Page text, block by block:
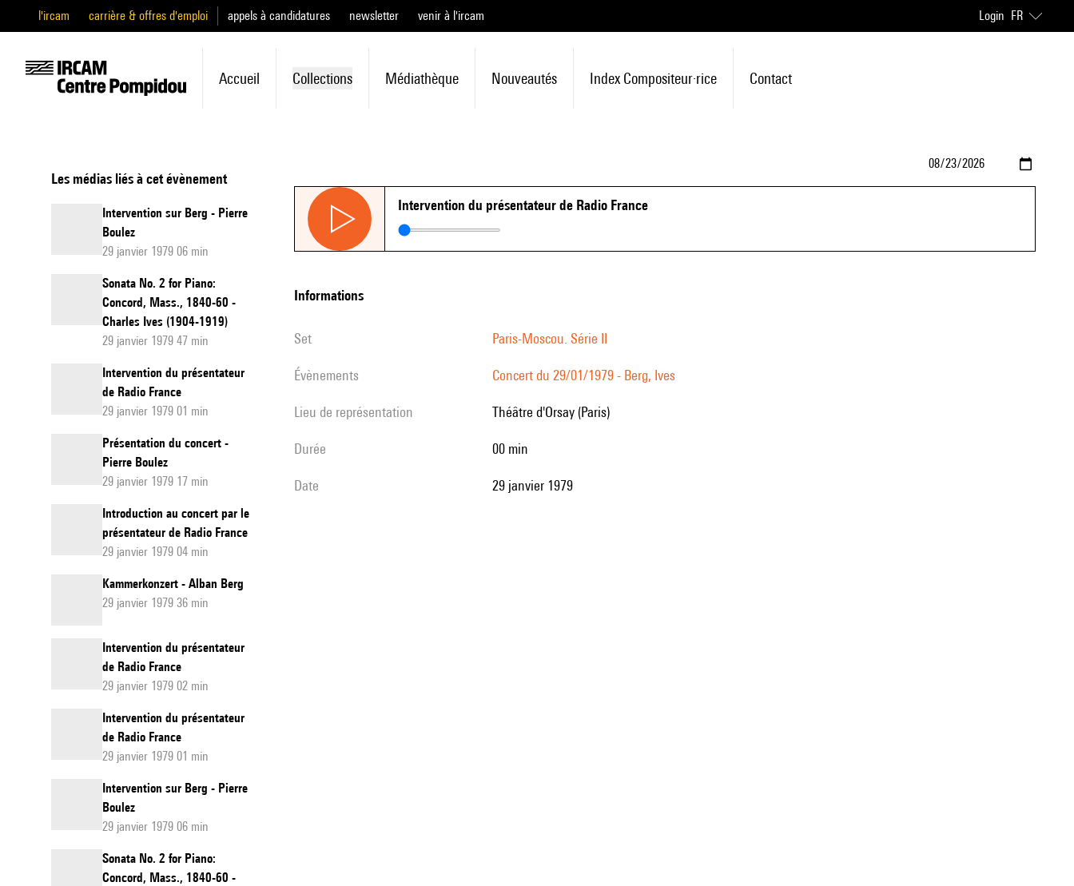
l'ircam carrière & offres d'emploi appels à candidatures newsletter venir à l'ircam Login FR
Accueil Collections Médiathèque Nouveautés Index Compositeur·rice Contact
Les médias liés à cet évènement
Intervention sur Berg - Pierre
Boulez
29 janvier 1979 06 min
Sonata No. 2 for Piano:
Concord, Mass., 1840-60 -
Charles Ives (1904-1919)
29 janvier 1979 47 min
Intervention du présentateur
de Radio France
29 janvier 1979 01 min
Présentation du concert -
Pierre Boulez
29 janvier 1979 17 min
Introduction au concert par le
présentateur de Radio France
29 janvier 1979 04 min
Kammerkonzert - Alban Berg
29 janvier 1979 36 min
Intervention du présentateur
de Radio France
29 janvier 1979 02 min
Intervention du présentateur
de Radio France
29 janvier 1979 01 min
Intervention sur Berg - Pierre
Boulez
29 janvier 1979 06 min
Sonata No. 2 for Piano:
Concord, Mass., 1840-60 -
Intervention du présentateur de Radio France
informations
set Paris-Moscou. Série II
évènements Concert du 29/01/1979 - Berg, Ives
Lieu de représentation Théâtre d'Orsay (Paris)
durée 00 min
date 29 janvier 1979